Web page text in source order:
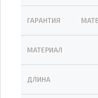
ГАРАНТИЯ
МАТЕРИАЛ
ДЛИНА